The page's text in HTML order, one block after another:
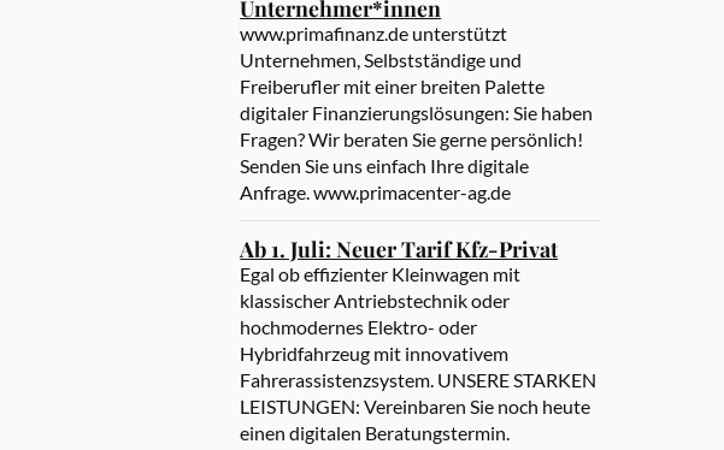
Unternehmer*innen
www.primafinanz.de unterstützt
Unternehmen, Selbstständige und
Freiberufler mit einer breiten Palette
digitaler Finanzierungslösungen: Sie haben
Fragen? Wir beraten Sie gerne persönlich!
Senden Sie uns einfach Ihre digitale
Anfrage. www.primacenter-ag.de
Ab 1. Juli: Neuer Tarif Kfz-Privat
Egal ob effizienter Kleinwagen mit
klassischer Antriebstechnik oder
hochmodernes Elektro- oder
Hybridfahrzeug mit innovativem
Fahrerassistenzsystem. UNSERE STARKEN
LEISTUNGEN: Vereinbaren Sie noch heute
einen digitalen Beratungstermin.